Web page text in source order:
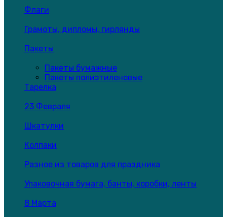
Флаги
Грамоты, дипломы, гирлянды
Пакеты
Пакеты бумажные
Пакеты полиэтиленовые
Тарелка
23 Февраля
Шкатулки
Колпаки
Разное из товаров для праздника
Упаковочная бумага, банты, коробки, ленты
8 Марта